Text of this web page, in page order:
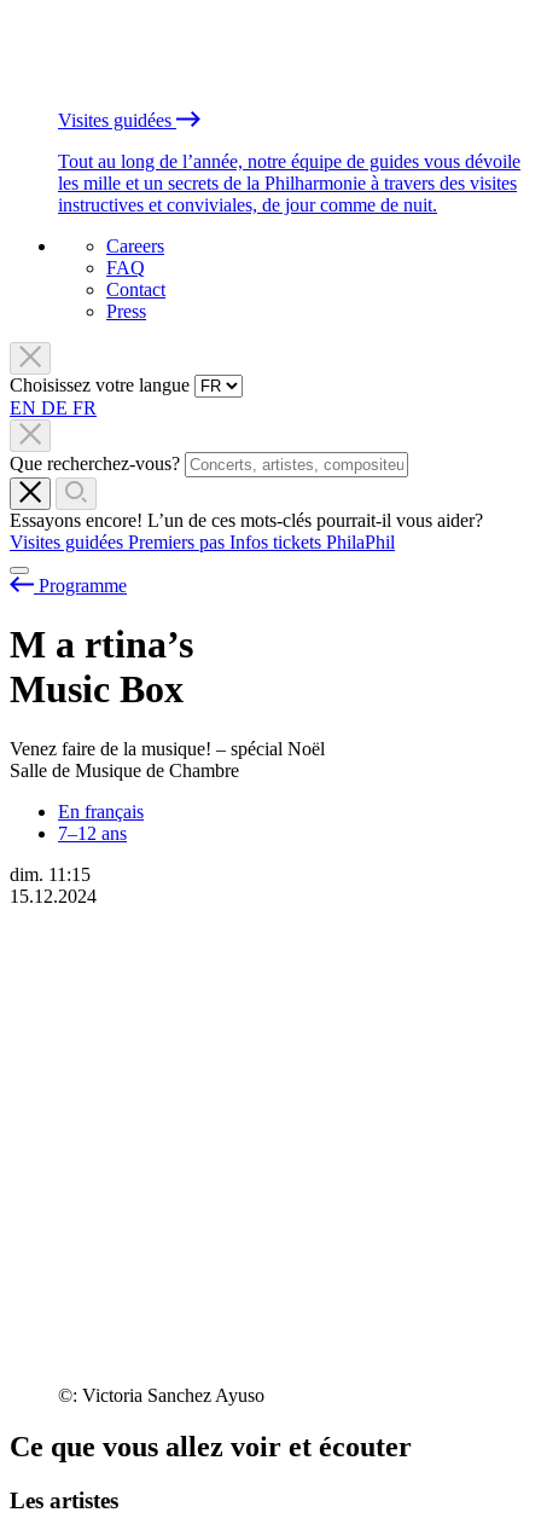
Visites guidées
Tout au long de l’année, notre équipe de guides vous dévoile
les mille et un secrets de la Philharmonie à travers des visites
instructives et conviviales, de jour comme de nuit.
Careers
FAQ
Contact
Press
Choisissez votre langue
EN DE FR
Que recherchez-vous?
Essayons encore! L’un de ces mots-clés pourrait-il vous aider?
Visites guidées Premiers pas Infos tickets PhilaPhil
Programme
M a rtina’s
Music Box
Venez faire de la musique! – spécial Noël
Salle de Musique de Chambre
En français
7–12 ans
dim. 11:15
15.12.2024
©: Victoria Sanchez Ayuso
Ce que vous allez voir et écouter
Les artistes